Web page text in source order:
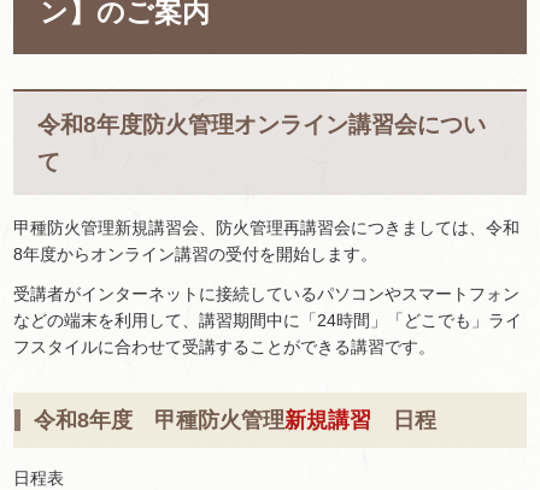
ン】のご案内
令和8年度防火管理オンライン講習会につい
て
甲種防火管理新規講習会、防火管理再講習会につきましては、令和
8年度からオンライン講習の受付を開始します。
受講者がインターネットに接続しているパソコンやスマートフォン
などの端末を利用して、講習期間中に「24時間」「どこでも」ライ
フスタイルに合わせて受講することができる講習です。
令和8年度 甲種防火管理新規講習 日程
日程表